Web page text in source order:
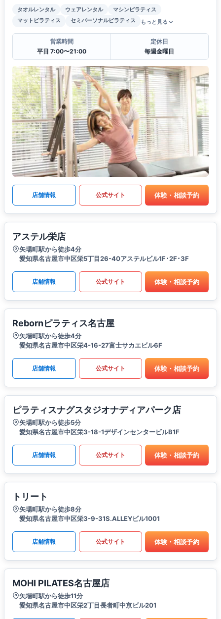
タオルレンタル ウェアレンタル
マシンピラティス
マットピラティス
セミパーソナルピラティス もっと見る
営業時間
平日 7:00〜21:00
定休日
毎週金曜日
店舗情報 公式サイト 体験・相談予約
アステル栄店
矢場町駅から徒歩4分
愛知県名古屋市中区栄5丁目26-40アステルビル1F･2F･3F
店舗情報 公式サイト 体験・相談予約
Rebornピラティス名古屋
矢場町駅から徒歩4分
愛知県名古屋市中区栄4-16-27富士サカエビル6F
店舗情報 公式サイト 体験・相談予約
ピラティスナグスタジオナディアパーク店
矢場町駅から徒歩5分
愛知県名古屋市中区栄3-18-1デザインセンタービルB1F
店舗情報 公式サイト 体験・相談予約
トリート
矢場町駅から徒歩8分
愛知県名古屋市中区栄3-9-31S.ALLEYビル1001
店舗情報 公式サイト 体験・相談予約
MOHI PILATES名古屋店
矢場町駅から徒歩11分
愛知県名古屋市中区栄2丁目長者町中京ビル201